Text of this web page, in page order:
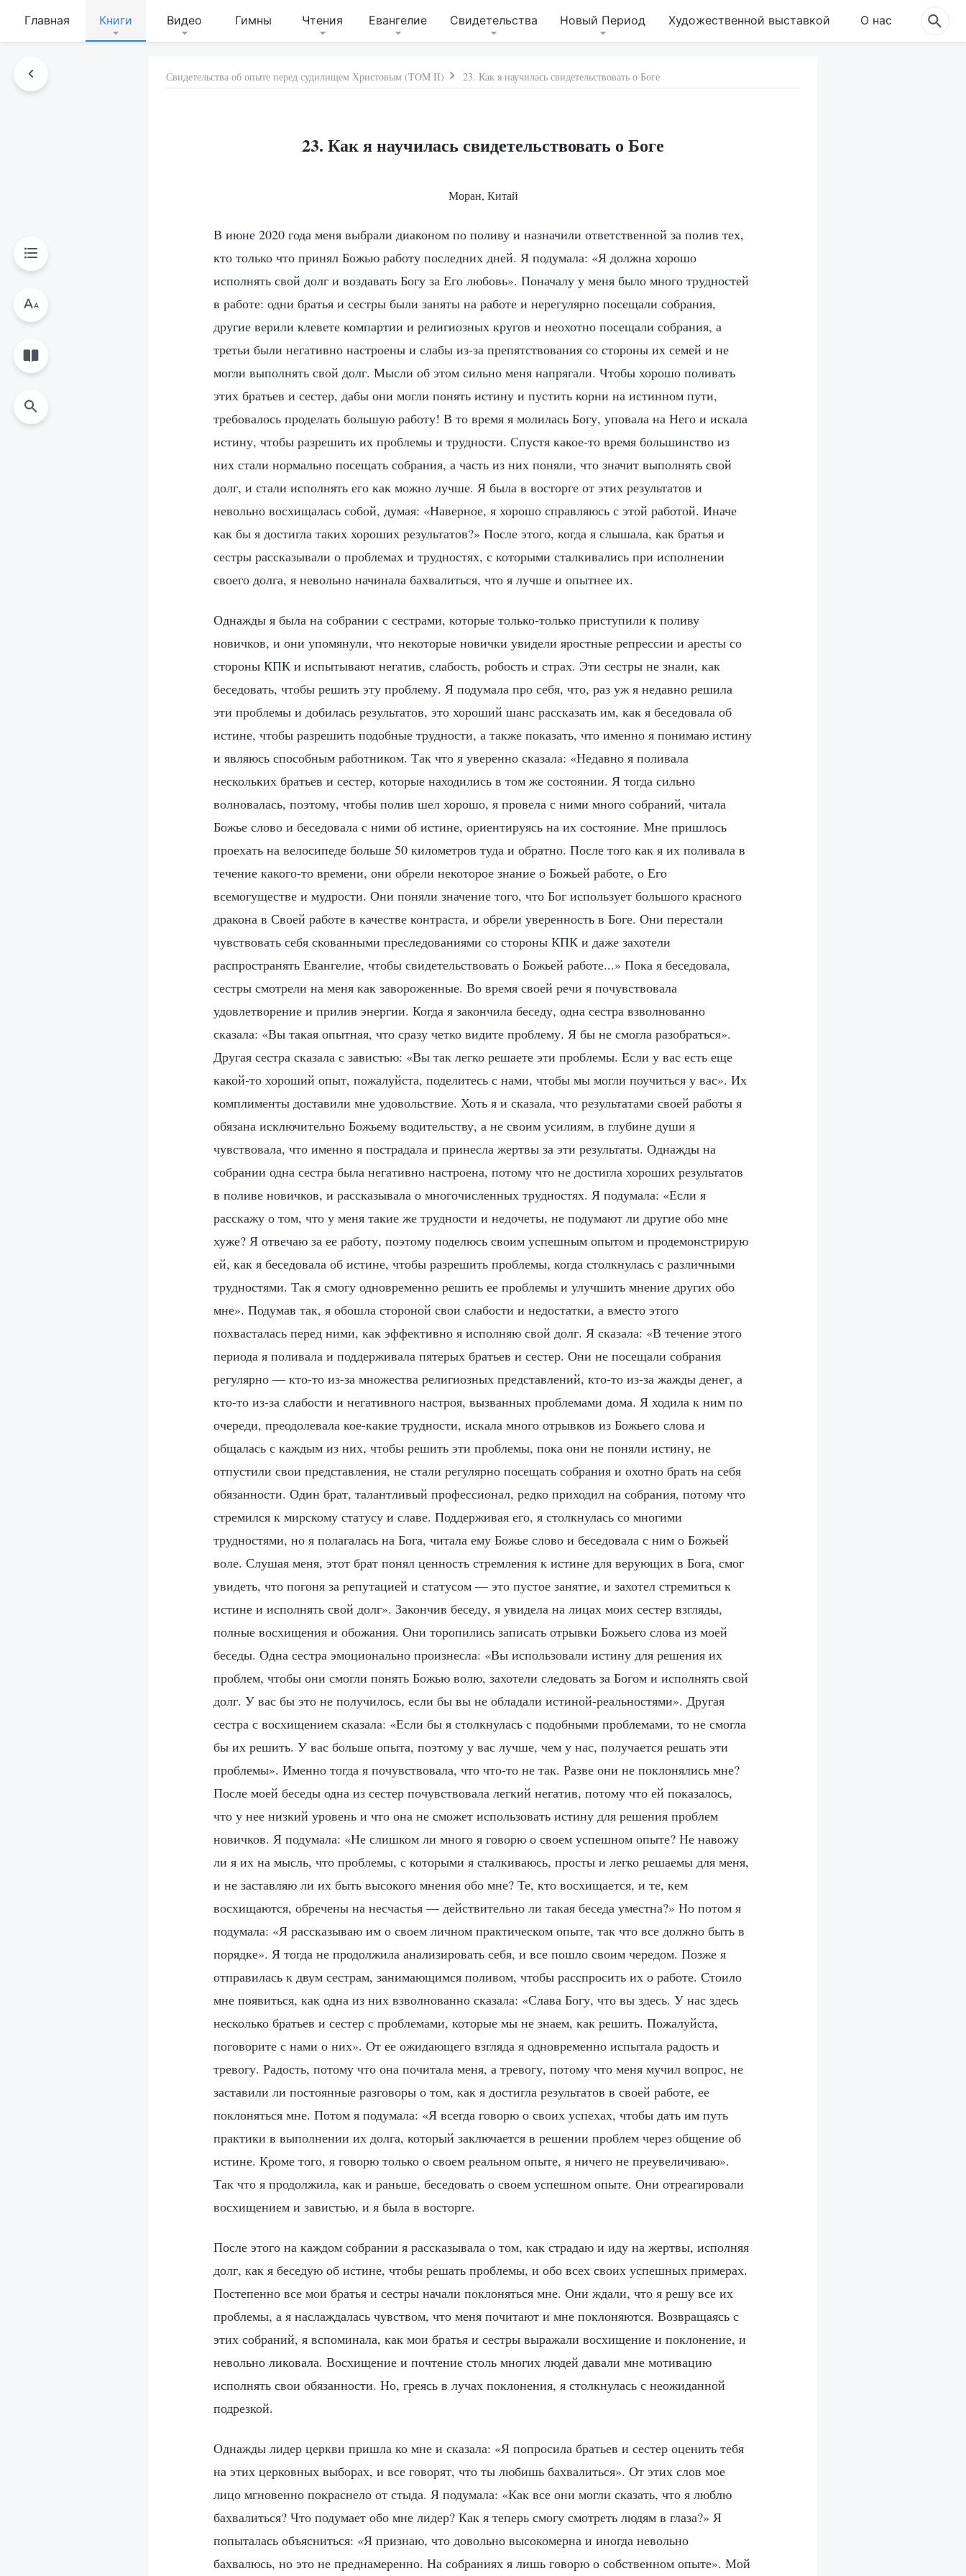
Главная Книги Видео Гимны Чтения Евангелие Свидетельства Новый Период Художественной выставкой О нас
Свидетельства об опыте перед судилищем Христовым (TOM II) 23. Как я научилась свидетельствовать о Боге
23. Как я научилась свидетельствовать о Боге
Моран, Китай
В июне 2020 года меня выбрали диаконом по поливу и назначили ответственной за полив тех,
кто только что принял Божью работу последних дней. Я подумала: «Я должна хорошо
исполнять свой долг и воздавать Богу за Его любовь». Поначалу у меня было много трудностей
в работе: одни братья и сестры были заняты на работе и нерегулярно посещали собрания,
другие верили клевете компартии и религиозных кругов и неохотно посещали собрания, а
третьи были негативно настроены и слабы из-за препятствования со стороны их семей и не
могли выполнять свой долг. Мысли об этом сильно меня напрягали. Чтобы хорошо поливать
этих братьев и сестер, дабы они могли понять истину и пустить корни на истинном пути,
требовалось проделать большую работу! В то время я молилась Богу, уповала на Него и искала
истину, чтобы разрешить их проблемы и трудности. Спустя какое-то время большинство из
них стали нормально посещать собрания, а часть из них поняли, что значит выполнять свой
долг, и стали исполнять его как можно лучше. Я была в восторге от этих результатов и
невольно восхищалась собой, думая: «Наверное, я хорошо справляюсь с этой работой. Иначе
как бы я достигла таких хороших результатов?» После этого, когда я слышала, как братья и
сестры рассказывали о проблемах и трудностях, с которыми сталкивались при исполнении
своего долга, я невольно начинала бахвалиться, что я лучше и опытнее их.
Однажды я была на собрании с сестрами, которые только-только приступили к поливу
новичков, и они упомянули, что некоторые новички увидели яростные репрессии и аресты со
стороны КПК и испытывают негатив, слабость, робость и страх. Эти сестры не знали, как
беседовать, чтобы решить эту проблему. Я подумала про себя, что, раз уж я недавно решила
эти проблемы и добилась результатов, это хороший шанс рассказать им, как я беседовала об
истине, чтобы разрешить подобные трудности, а также показать, что именно я понимаю истину
и являюсь способным работником. Так что я уверенно сказала: «Недавно я поливала
нескольких братьев и сестер, которые находились в том же состоянии. Я тогда сильно
волновалась, поэтому, чтобы полив шел хорошо, я провела с ними много собраний, читала
Божье слово и беседовала с ними об истине, ориентируясь на их состояние. Мне пришлось
проехать на велосипеде больше 50 километров туда и обратно. После того как я их поливала в
течение какого-то времени, они обрели некоторое знание о Божьей работе, о Его
всемогуществе и мудрости. Они поняли значение того, что Бог использует большого красного
дракона в Своей работе в качестве контраста, и обрели уверенность в Боге. Они перестали
чувствовать себя скованными преследованиями со стороны КПК и даже захотели
распространять Евангелие, чтобы свидетельствовать о Божьей работе...» Пока я беседовала,
сестры смотрели на меня как завороженные. Во время своей речи я почувствовала
удовлетворение и прилив энергии. Когда я закончила беседу, одна сестра взволнованно
сказала: «Вы такая опытная, что сразу четко видите проблему. Я бы не смогла разобраться».
Другая сестра сказала с завистью: «Вы так легко решаете эти проблемы. Если у вас есть еще
какой-то хороший опыт, пожалуйста, поделитесь с нами, чтобы мы могли поучиться у вас». Их
комплименты доставили мне удовольствие. Хоть я и сказала, что результатами своей работы я
обязана исключительно Божьему водительству, а не своим усилиям, в глубине души я
чувствовала, что именно я пострадала и принесла жертвы за эти результаты. Однажды на
собрании одна сестра была негативно настроена, потому что не достигла хороших результатов
в поливе новичков, и рассказывала о многочисленных трудностях. Я подумала: «Если я
расскажу о том, что у меня такие же трудности и недочеты, не подумают ли другие обо мне
хуже? Я отвечаю за ее работу, поэтому поделюсь своим успешным опытом и продемонстрирую
ей, как я беседовала об истине, чтобы разрешить проблемы, когда столкнулась с различными
трудностями. Так я смогу одновременно решить ее проблемы и улучшить мнение других обо
мне». Подумав так, я обошла стороной свои слабости и недостатки, а вместо этого
похвасталась перед ними, как эффективно я исполняю свой долг. Я сказала: «В течение этого
периода я поливала и поддерживала пятерых братьев и сестер. Они не посещали собрания
регулярно — кто-то из-за множества религиозных представлений, кто-то из-за жажды денег, а
кто-то из-за слабости и негативного настроя, вызванных проблемами дома. Я ходила к ним по
очереди, преодолевала кое-какие трудности, искала много отрывков из Божьего слова и
общалась с каждым из них, чтобы решить эти проблемы, пока они не поняли истину, не
отпустили свои представления, не стали регулярно посещать собрания и охотно брать на себя
обязанности. Один брат, талантливый профессионал, редко приходил на собрания, потому что
стремился к мирскому статусу и славе. Поддерживая его, я столкнулась со многими
трудностями, но я полагалась на Бога, читала ему Божье слово и беседовала с ним о Божьей
воле. Слушая меня, этот брат понял ценность стремления к истине для верующих в Бога, смог
увидеть, что погоня за репутацией и статусом — это пустое занятие, и захотел стремиться к
истине и исполнять свой долг». Закончив беседу, я увидела на лицах моих сестер взгляды,
полные восхищения и обожания. Они торопились записать отрывки Божьего слова из моей
беседы. Одна сестра эмоционально произнесла: «Вы использовали истину для решения их
проблем, чтобы они смогли понять Божью волю, захотели следовать за Богом и исполнять свой
долг. У вас бы это не получилось, если бы вы не обладали истиной-реальностями». Другая
сестра с восхищением сказала: «Если бы я столкнулась с подобными проблемами, то не смогла
бы их решить. У вас больше опыта, поэтому у вас лучше, чем у нас, получается решать эти
проблемы». Именно тогда я почувствовала, что что-то не так. Разве они не поклонялись мне?
После моей беседы одна из сестер почувствовала легкий негатив, потому что ей показалось,
что у нее низкий уровень и что она не сможет использовать истину для решения проблем
новичков. Я подумала: «Не слишком ли много я говорю о своем успешном опыте? Не навожу
ли я их на мысль, что проблемы, с которыми я сталкиваюсь, просты и легко решаемы для меня,
и не заставляю ли их быть высокого мнения обо мне? Те, кто восхищается, и те, кем
восхищаются, обречены на несчастья — действительно ли такая беседа уместна?» Но потом я
подумала: «Я рассказываю им о своем личном практическом опыте, так что все должно быть в
порядке». Я тогда не продолжила анализировать себя, и все пошло своим чередом. Позже я
отправилась к двум сестрам, занимающимся поливом, чтобы расспросить их о работе. Стоило
мне появиться, как одна из них взволнованно сказала: «Слава Богу, что вы здесь. У нас здесь
несколько братьев и сестер с проблемами, которые мы не знаем, как решить. Пожалуйста,
поговорите с нами о них». От ее ожидающего взгляда я одновременно испытала радость и
тревогу. Радость, потому что она почитала меня, а тревогу, потому что меня мучил вопрос, не
заставили ли постоянные разговоры о том, как я достигла результатов в своей работе, ее
поклоняться мне. Потом я подумала: «Я всегда говорю о своих успехах, чтобы дать им путь
практики в выполнении их долга, который заключается в решении проблем через общение об
истине. Кроме того, я говорю только о своем реальном опыте, я ничего не преувеличиваю».
Так что я продолжила, как и раньше, беседовать о своем успешном опыте. Они отреагировали
восхищением и завистью, и я была в восторге.
После этого на каждом собрании я рассказывала о том, как страдаю и иду на жертвы, исполняя
долг, как я беседую об истине, чтобы решать проблемы, и обо всех своих успешных примерах.
Постепенно все мои братья и сестры начали поклоняться мне. Они ждали, что я решу все их
проблемы, а я наслаждалась чувством, что меня почитают и мне поклоняются. Возвращаясь с
этих собраний, я вспоминала, как мои братья и сестры выражали восхищение и поклонение, и
невольно ликовала. Восхищение и почтение столь многих людей давали мне мотивацию
исполнять свои обязанности. Но, греясь в лучах поклонения, я столкнулась с неожиданной
подрезкой.
Однажды лидер церкви пришла ко мне и сказала: «Я попросила братьев и сестер оценить тебя
на этих церковных выборах, и все говорят, что ты любишь бахвалиться». От этих слов мое
лицо мгновенно покраснело от стыда. Я подумала: «Как все они могли сказать, что я люблю
бахвалиться? Что подумает обо мне лидер? Как я теперь смогу смотреть людям в глаза?» Я
попыталась объясниться: «Я признаю, что довольно высокомерна и иногда невольно
бахвалюсь, но это не преднамеренно. На собраниях я лишь говорю о собственном опыте». Мой